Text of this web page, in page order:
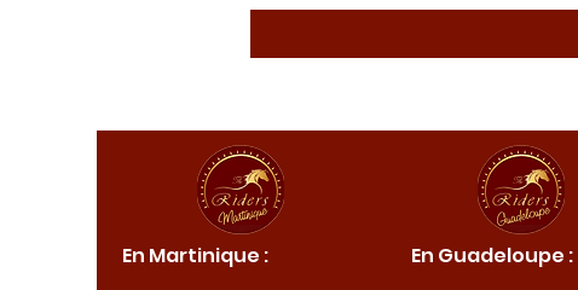
En Martinique : En Guadeloupe :